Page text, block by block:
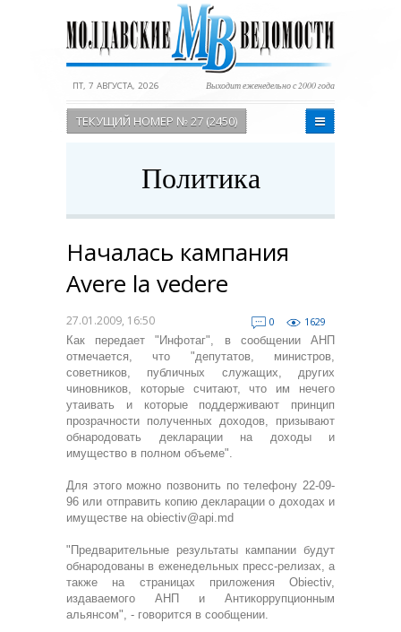
ПТ, 7 АВГУСТА, 2026 Выходит еженедельно с 2000 года
ТЕКУЩИЙ НОМЕР № 27 (2450)
Политика
Началась кампания
Avere la vedere
27.01.2009, 16:50 0
1629
Как передает "Инфотаг", в сообщении АНП
отмечается, что "депутатов, министров,
советников, публичных служащих, других
чиновников, которые считают, что им нечего
утаивать и которые поддерживают принцип
прозрачности полученных доходов, призывают
обнародовать декларации на доходы и
имущество в полном объеме".
Для этого можно позвонить по телефону 22-09-
96 или отправить копию декларации о доходах и
имуществе на obiectiv@api.md
"Предварительные результаты кампании будут
обнародованы в еженедельных пресс-релизах, а
также на страницах приложения Obiectiv,
издаваемого АНП и Антикоррупционным
альянсом", - говорится в сообщении.